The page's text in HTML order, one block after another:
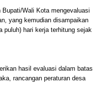
Wali Kota mengevaluasi
yang kemudian disampaikan
puluh) hari kerja terhitung sejak
hasil evaluasi dalam batas
rancangan peraturan desa